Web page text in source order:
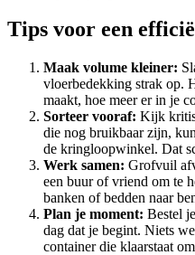
Tips voor een
Maak volume kleiner:
vloerbedekking strak op.
maakt, hoe meer er in je
Sorteer vooraf: Kijk
die nog bruikbaar zijn,
de kringloopwinkel. Dat
Werk samen: Grofvuil
een buur of vriend om te
banken of bedden naar
Plan je moment: Bestel
dag dat je begint. Niets
container die klaarstaat